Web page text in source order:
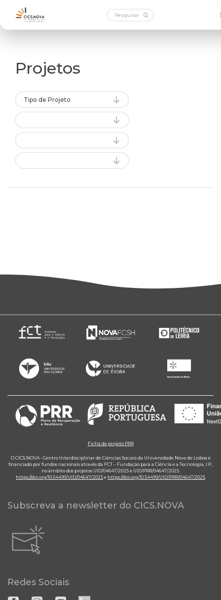
Projetos
Tipo de Projeto
Ficha de projeto PRR
O CICS.NOVA - Centro Interdisciplinar de Ciências Sociais da Universidade Nova de Lisboa é
financiado por fundos nacionais através da FCT – Fundação para a Ciência e a Tecnologia, I.P.,
no âmbito dos projetos UID/04647/2025 e UID/PRR/04647/2025.
https://doi.org/10.54499/UID/04647/2025e https://doi.org/10.54499/UID/PRR/04647/2025
Subscreva a newsletter do CICS.NOVA
Redes Sociais